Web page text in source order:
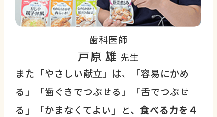
歯科医師
戸原 雄 先生
また「やさしい献立」は、「容易にかめ
る」「歯ぐきでつぶせる」「舌でつぶせ
る」「かまなくてよい」と、食べる力を４